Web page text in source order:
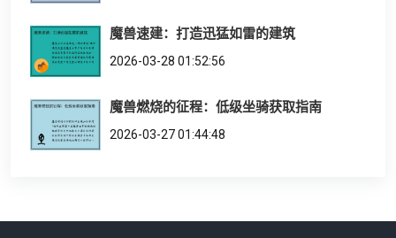
魔兽速建：打造迅猛如雷的建筑
2026-03-28 01:52:56
魔兽燃烧的征程：低级坐骑获取指南
2026-03-27 01:44:48